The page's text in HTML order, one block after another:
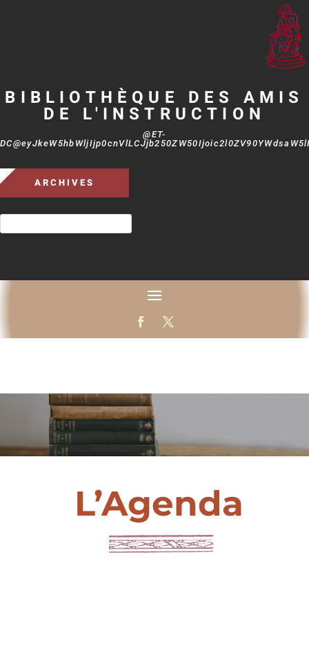
BIBLIOTHÈQUE DES AMIS
DE L'INSTRUCTION
@ET-
ARCHIVES
L’Agenda